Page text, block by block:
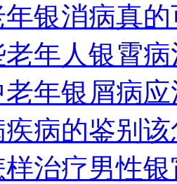
银消病真
年人银霄
年银屑病
病的鉴别
治疗男性